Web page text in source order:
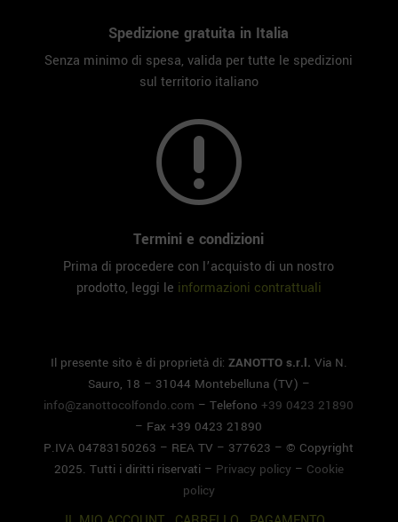
Spedizione gratuita in Italia
Senza minimo di spesa, valida per tutte le spedizioni
sul territorio italiano
r
Termini e condizioni
Prima di procedere con l’acquisto di un nostro
prodotto, leggi le informazioni contrattuali
Il presente sito è di proprietà di: ZANOTTO s.r.l. Via N.
Sauro, 18 – 31044 Montebelluna (TV) –
info@zanottocolfondo.com – Telefono+39 0423 21890
– Fax +39 0423 21890
P.IVA 04783150263 – REA TV – 377623 – © Copyright
2025. Tutti i diritti riservati – Privacy policy – Cookie
policy